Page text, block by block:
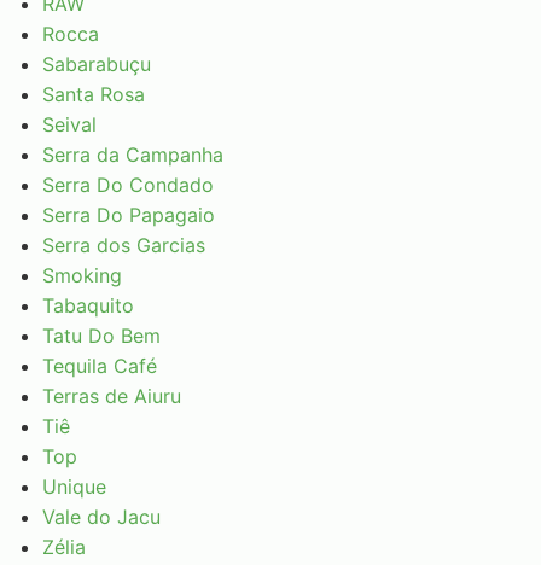
Rocca
Sabarabuçu
Santa Rosa
Seival
Serra da Campanha
Serra Do Condado
Serra Do Papagaio
Serra dos Garcias
Smoking
Tabaquito
Tatu Do Bem
Tequila Café
Terras de Aiuru
Tiê
Top
Unique
Vale do Jacu
Zélia